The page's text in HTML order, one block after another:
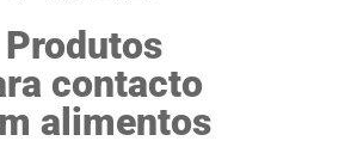
Produtos
contacto
alimentos